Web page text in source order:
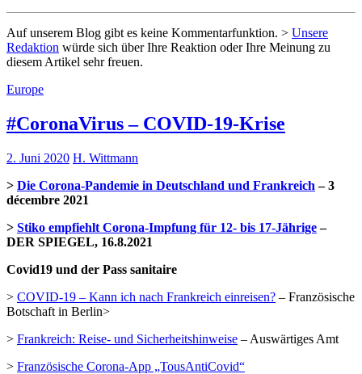
Auf unserem Blog gibt es keine Kommentarfunktion. > Unsere
Redaktion würde sich über Ihre Reaktion oder Ihre Meinung zu
diesem Artikel sehr freuen.
Europe
#CoronaVirus – COVID-19-Krise
2. Juni 2020 H. Wittmann
> Die Corona-Pandemie in Deutschland und Frankreich – 3
décembre 2021
> Stiko empfiehlt Corona-Impfung für 12- bis 17-Jährige–
DER SPIEGEL, 16.8.2021
Covid19 und der Pass sanitaire
> COVID-19 – Kann ich nach Frankreich einreisen? – Französische
Botschaft in Berlin>
> Frankreich: Reise- und Sicherheitshinweise – Auswärtiges Amt
> Französische Corona-App „TousAntiCovid“